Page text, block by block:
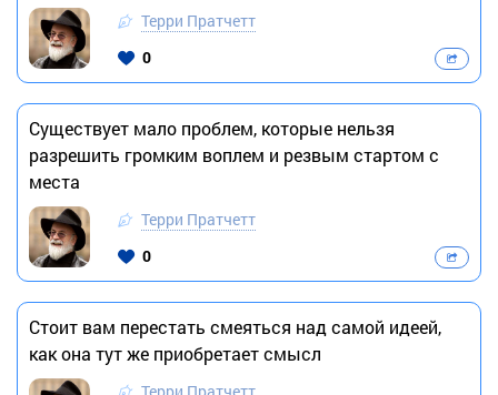
Терри Пратчетт
0
Существует мало проблем, которые нельзя
разрешить громким воплем и резвым стартом с
места
Терри Пратчетт
0
Стоит вам перестать смеяться над самой идеей,
как она тут же приобретает смысл
Терри Пратчетт